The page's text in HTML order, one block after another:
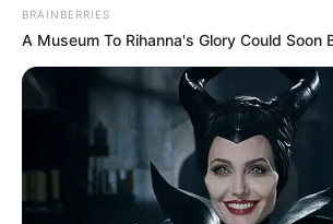
triênio e sexta-parte na
FNARAS convoca ACS e
promulgação da PEC 14
Nacional.
BRAINBERRIES
A Museum To Rihanna's Glory Could Soon